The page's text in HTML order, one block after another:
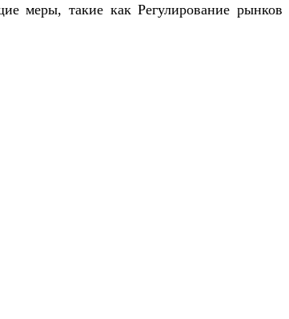
меры, такие как Регулирование рынков